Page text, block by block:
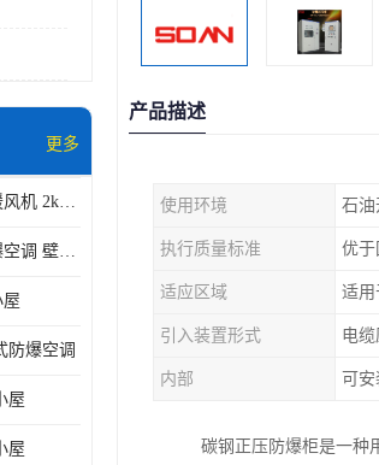
更多
工业取暖设备防爆暖风机 2kw-30kw 壁挂式、立式
机柜式2p冷暖型防爆空调 壁挂式防爆空调 定制厂家
防爆空调
屋
屋
产品描述
使用环境
执行质量标准 优于
适应区域 适用
引入装置形式 电缆
内部
碳钢正压防爆柜是一种